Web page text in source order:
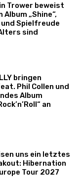
Trower beweist
„Shine“,
Spielfreude
sind
bringen
Phil Collen und
Album
an
uns ein letztes
Hibernation
Tour 2027